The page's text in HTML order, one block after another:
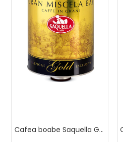
Cafea boabe Saquella Gold Selection 3 Kg